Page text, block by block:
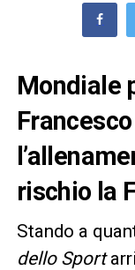
Mondiale
rischio la
Stando a
dello Sport